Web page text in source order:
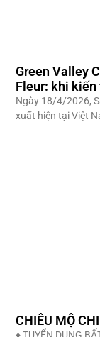
Green Valley
Fleur: khi kiến
Ngày 18/4/2026,
xuất hiện tại Việt
CHIÊU MỘ